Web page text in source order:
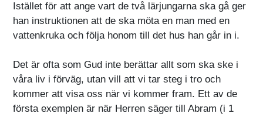
Istället för att ange vart de två lärjungarna ska gå ger
han instruktionen att de ska möta en man med en
vattenkruka och följa honom till det hus han går in i.
Det är ofta som Gud inte berättar allt som ska ske i
våra liv i förväg, utan vill att vi tar steg i tro och
kommer att visa oss när vi kommer fram. Ett av de
första exemplen är när Herren säger till Abram (i 1